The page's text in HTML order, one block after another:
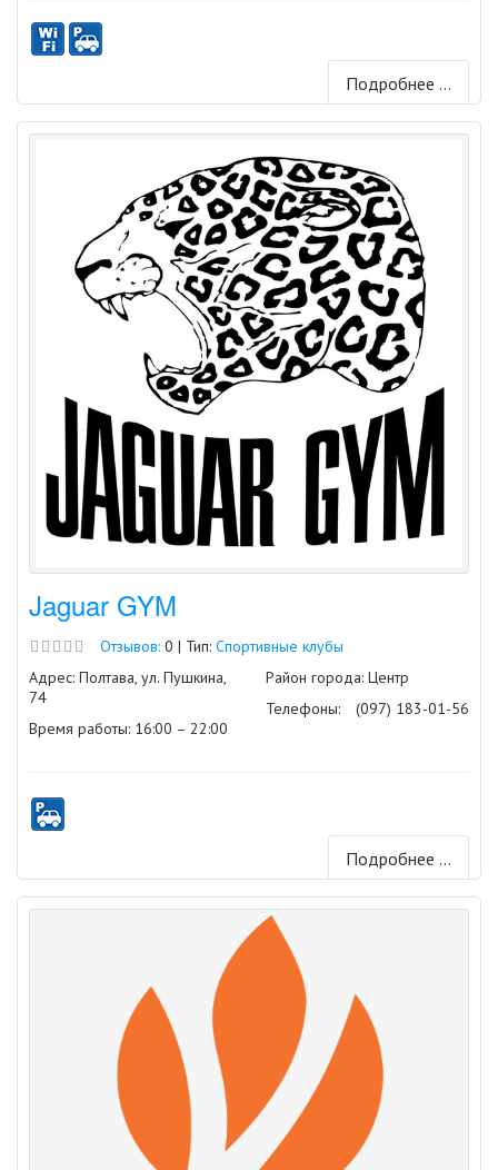
Подробнее ...
Jaguar GYM
Отзывов: 0 | Тип: Спортивные клубы
Адрес: Полтава, ул. Пушкина,
74
Время работы: 16:00 – 22:00
Район города: Центр
Телефоны:
(097) 183-01-56
Подробнее ...